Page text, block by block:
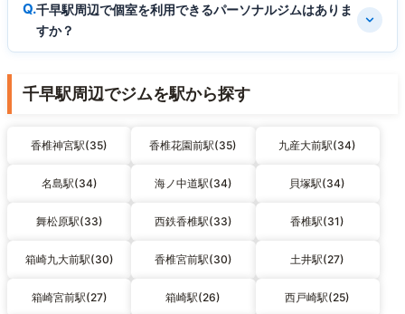
千早駅周辺で個室を利用できるパーソナルジムはありま
すか？
千早駅周辺でジムを駅から探す
香椎神宮駅(35) 香椎花園前駅(35) 九産大前駅(34)
名島駅(34) 海ノ中道駅(34) 貝塚駅(34)
舞松原駅(33) 西鉄香椎駅(33) 香椎駅(31)
箱崎九大前駅(30) 香椎宮前駅(30) 土井駅(27)
箱崎宮前駅(27) 箱崎駅(26) 西戸崎駅(25)